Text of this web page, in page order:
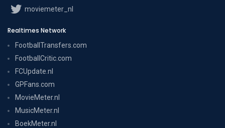
moviemeter_nl
Realtimes Network
FootballTransfers.com
FootballCritic.com
FCUpdate.nl
GPFans.com
MovieMeter.nl
MusicMeter.nl
BoekMeter.nl